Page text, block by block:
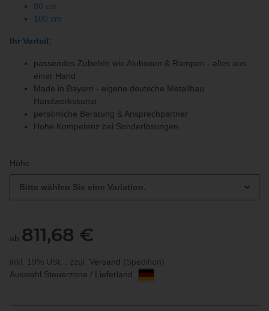
80 cm
100 cm
Ihr Vorteil:
passendes Zubehör wie Aluboxen & Rampen - alles aus
einer Hand
Made in Bayern - eigene deutsche Metallbau
Handwerkskunst
persönliche Beratung & Ansprechpartner
Hohe Kompetenz bei Sonderlösungen
Höhe
Bitte wählen Sie eine Variation.
ab 811,68 €
inkl. 19% USt. , zzgl. Versand (Spedition)
Auswahl Steuerzone / Lieferland